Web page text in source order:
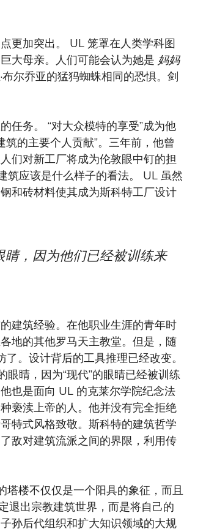
更加突出。 UL 笼罩在人类学科图
大母亲。人们可能会认为她是 妈妈
尔乔亚的猛犸蜘蛛相同的恐惧。剑
任务。 “对大众模特的享受”成为他
的主要个人贡献”。三年前，他曾
们对新工厂将成为伦敦眼中钉的担
筑应该是什么样子的看法。 UL 虽然
和砖材料使其成为斯科特工厂设计
睛，因为他们已经被训练来
建筑经验。在他职业生涯的青年时
地的其他罗马天主教堂。但是，随
。设计背后的工具推理已经改变。
眼睛，因为“现代”的眼睛已经被训练
也是面向 UL 的克莱尔学院纪念法
亵渎上帝的人。他并没有完全拒绝
特式风格致敬。斯科特的建筑哲学
敌对建筑流派之间的界限，利用传
塔楼不仅仅是一个阳具的象征，而且
退出宗教建筑世界，而是将自己的
孙后代组织和扩大知识领域的大规